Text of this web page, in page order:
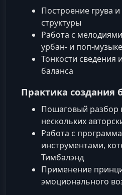
Построение грува
структуры
Работа с
урбан- и поп-музыке
Тонкости
баланса
Практика создания
Пошаговый разбор
нескольких
Работа с
инструментами,
Тимбалэнд
Применение
эмоционального